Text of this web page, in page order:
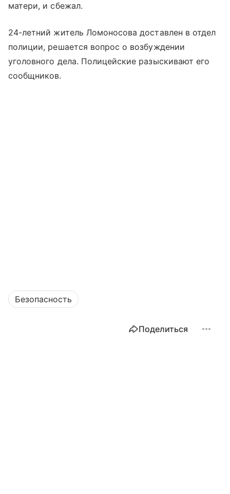
матери, и сбежал.
24-летний житель Ломоносова доставлен в отдел
полиции, решается вопрос о возбуждении
уголовного дела. Полицейские разыскивают его
сообщников.
Безопасность
Поделиться